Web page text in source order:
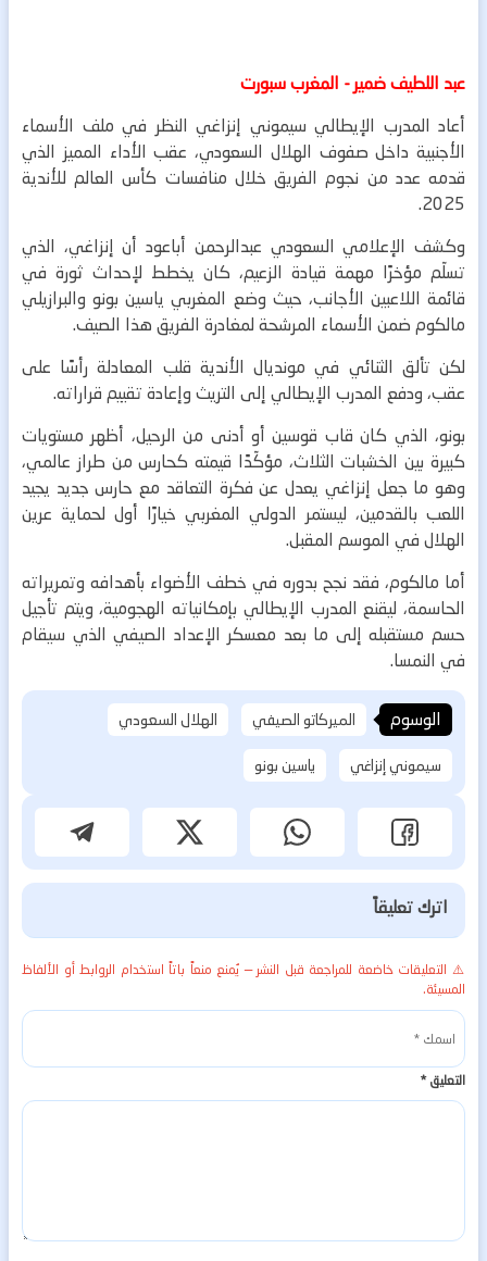
عبد اللطيف ضمير - المغرب سبورت
أعاد المدرب الإيطالي سيموني إنزاغي النظر في ملف الأسماء
الأجنبية داخل صفوف الهلال السعودي، عقب الأداء المميز الذي
قدمه عدد من نجوم الفريق خلال منافسات كأس العالم للأندية
2025.
وكشف الإعلامي السعودي عبدالرحمن أباعود أن إنزاغي، الذي
تسلّم مؤخرًا مهمة قيادة الزعيم، كان يخطط لإحداث ثورة في
قائمة اللاعبين الأجانب، حيث وضع المغربي ياسين بونو والبرازيلي
مالكوم ضمن الأسماء المرشحة لمغادرة الفريق هذا الصيف.
لكن تألق الثنائي في مونديال الأندية قلب المعادلة رأسًا على
عقب، ودفع المدرب الإيطالي إلى التريث وإعادة تقييم قراراته.
بونو، الذي كان قاب قوسين أو أدنى من الرحيل، أظهر مستويات
كبيرة بين الخشبات الثلاث، مؤكّدًا قيمته كحارس من طراز عالمي،
وهو ما جعل إنزاغي يعدل عن فكرة التعاقد مع حارس جديد يجيد
اللعب بالقدمين، ليستمر الدولي المغربي خيارًا أول لحماية عرين
الهلال في الموسم المقبل.
أما مالكوم، فقد نجح بدوره في خطف الأضواء بأهدافه وتمريراته
الحاسمة، ليقنع المدرب الإيطالي بإمكانياته الهجومية، ويتم تأجيل
حسم مستقبله إلى ما بعد معسكر الإعداد الصيفي الذي سيقام
في النمسا.
الوسوم الميركاتو الصيفي
الهلال السعودي
سيموني إنزاغي
ياسين بونو
اترك تعليقاً
⚠️ التعليقات خاضعة للمراجعة قبل النشر — يُمنع منعاً باتاً استخدام الروابط أو الألفاظ
المسيئة.
التعليق*